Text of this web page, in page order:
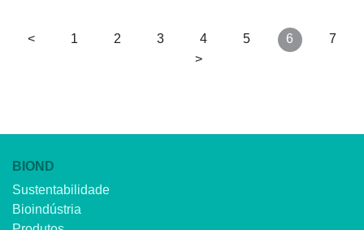
< 1 2 3 4 5 6
7
>
BIOND
Sustentabilidade
Bioindústria